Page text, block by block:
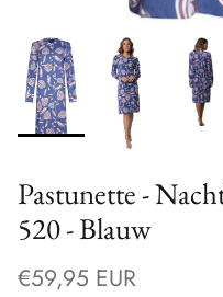
Pastunette -
520 - Blauw
€59,95 EUR